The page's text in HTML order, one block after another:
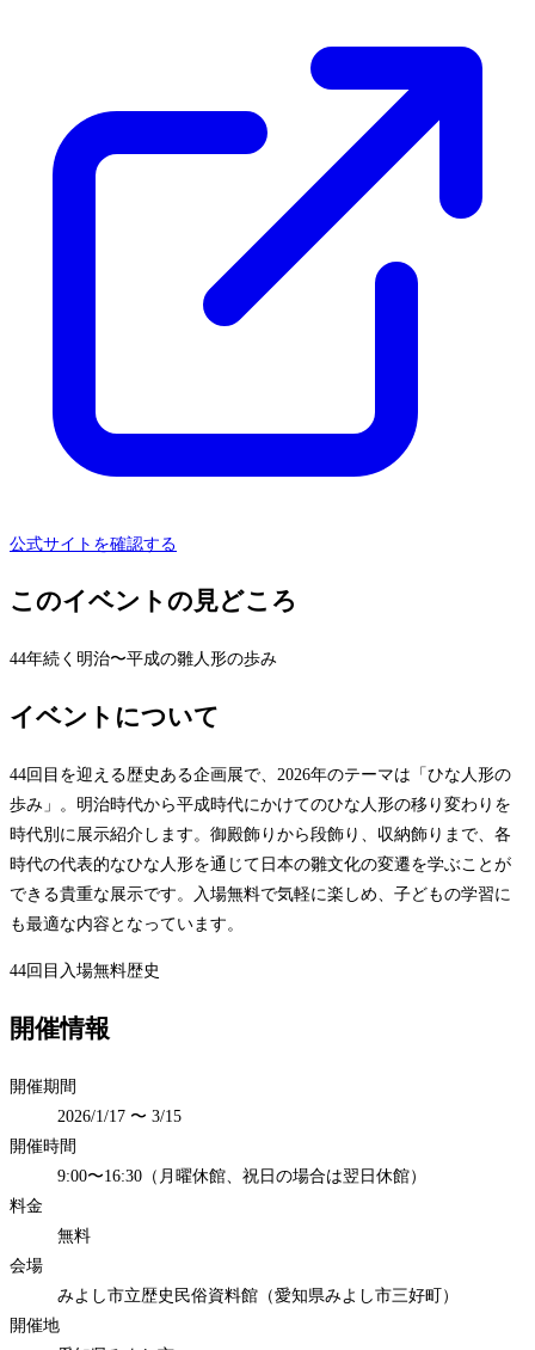
公式サイトを確認する
このイベントの見どころ
44年続く明治〜平成の雛人形の歩み
イベントについて
44回目を迎える歴史ある企画展で、2026年のテーマは「ひな人形の
歩み」。明治時代から平成時代にかけてのひな人形の移り変わりを
時代別に展示紹介します。御殿飾りから段飾り、収納飾りまで、各
時代の代表的なひな人形を通じて日本の雛文化の変遷を学ぶことが
できる貴重な展示です。入場無料で気軽に楽しめ、子どもの学習に
も最適な内容となっています。
44回目 入場無料歴史
開催情報
開催期間
2026/1/17 〜 3/15
開催時間
9:00〜16:30（月曜休館、祝日の場合は翌日休館）
料金
無料
会場
みよし市立歴史民俗資料館（愛知県みよし市三好町）
開催地